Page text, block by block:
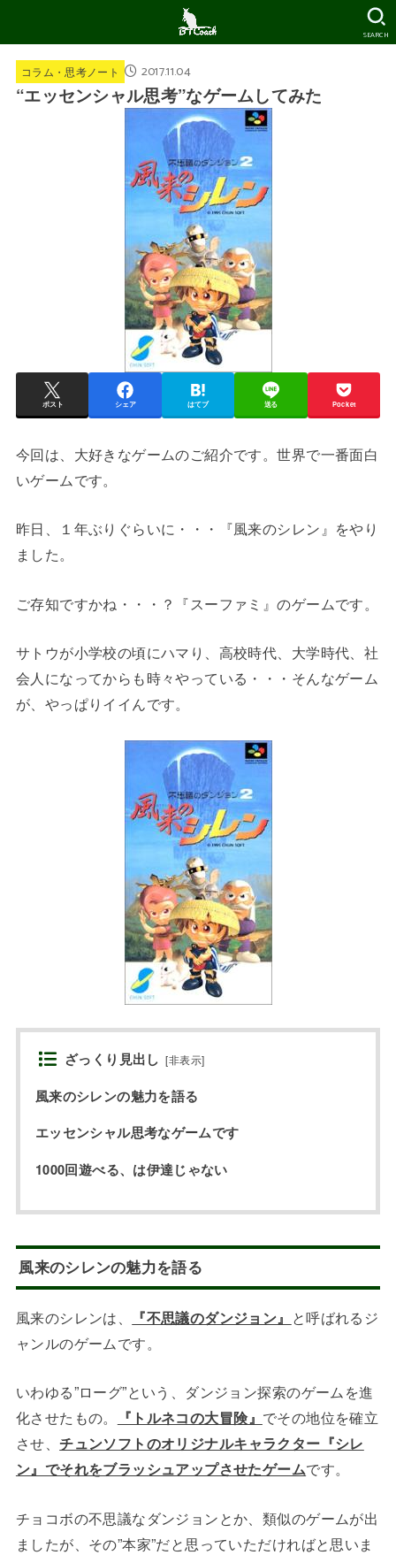
SEARCH
コラム・思考ノート 2017.11.04
“エッセンシャル思考”なゲームしてみた
ポスト シェア はてブ 送る Pocket
今回は、大好きなゲームのご紹介です。世界で一番面白
いゲームです。
昨日、１年ぶりぐらいに・・・『風来のシレン』をやり
ました。
ご存知ですかね・・・？『スーファミ』のゲームです。
サトウが小学校の頃にハマり、高校時代、大学時代、社
会人になってからも時々やっている・・・そんなゲーム
が、やっぱりイイんです。
ざっくり見出し [非表示]
風来のシレンの魅力を語る
エッセンシャル思考なゲームです
1000回遊べる、は伊達じゃない
風来のシレンの魅力を語る
風来のシレンは、 『不思議のダンジョン』 と呼ばれるジ
ャンルのゲームです。
いわゆる”ローグ”という、ダンジョン探索のゲームを進
化させたもの。
『トルネコの大冒険』 でその地位を確立
させ、チュンソフトのオリジナルキャラクター『シレ
ン』でそれをブラッシュアップさせたゲームです。
チョコボの不思議なダンジョンとか、類似のゲームが出
ましたが、その”本家”だと思っていただければと思いま